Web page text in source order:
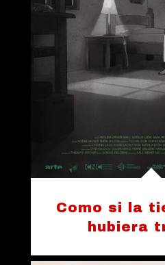
Como si la
hubiera